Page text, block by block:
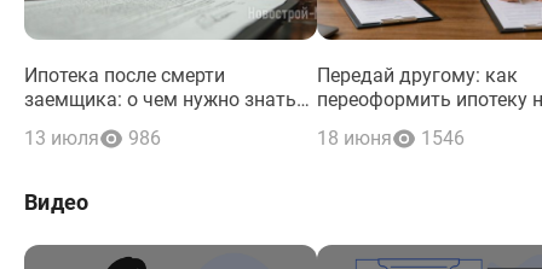
Ипотека после смерти
заемщика: о чем нужно знать
наследникам и поручителям по
кредиту
13 июля 986
Передай другому: как
переоформить ипотеку
нового заемщика
18 июня 1546
Видео